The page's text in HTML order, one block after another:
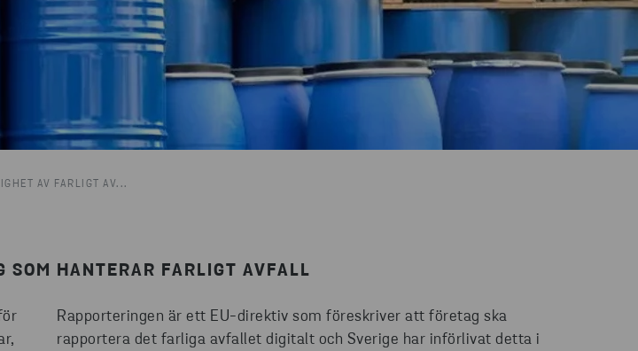
AV FARLIGT AV...
SOM HANTERAR FARLIGT AVFALL
Rapporteringen är ett EU-direktiv som föreskriver att företag ska
rapportera det farliga avfallet digitalt och Sverige har införlivat detta i